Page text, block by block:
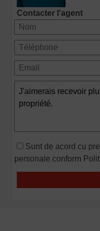
Contacter l'agent
Sunt de acord cu
personale conform